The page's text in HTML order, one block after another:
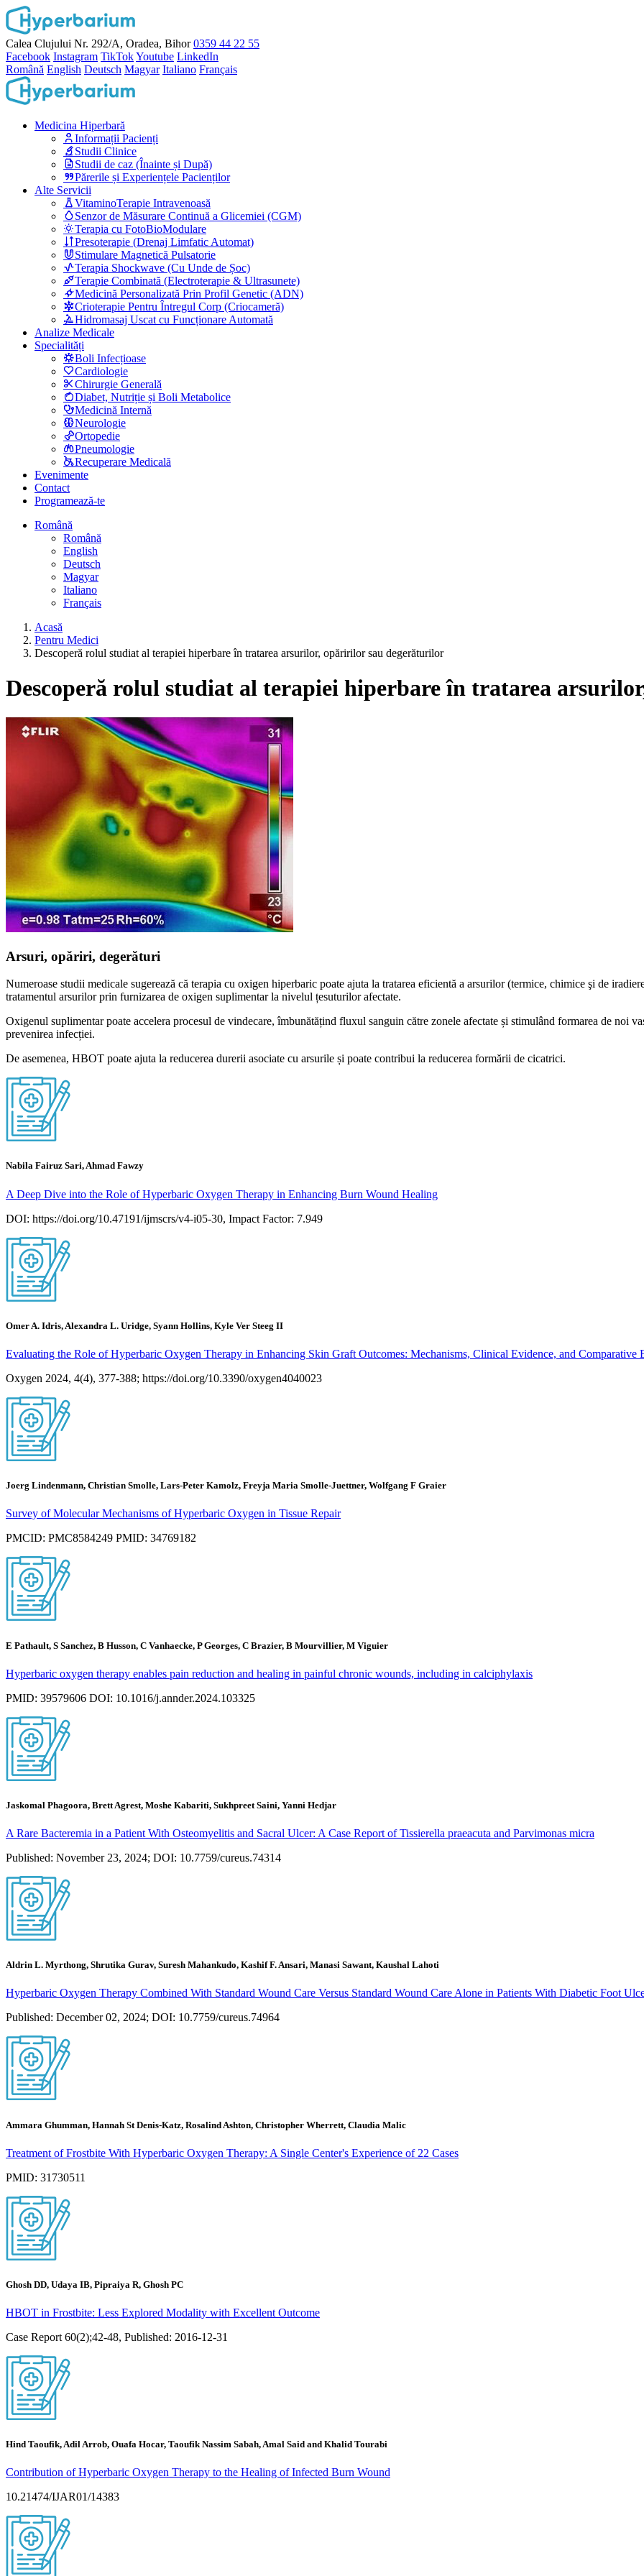
Calea Clujului Nr. 292/A, Oradea, Bihor 0359 44 22 55
Facebook Instagram TikTokYoutube LinkedIn
Română English Deutsch Magyar Italiano Français
Medicina Hiperbară
Informații Pacienți
Studii Clinice
Studii de caz (Înainte și După)
Părerile și Experiențele Pacienților
Alte Servicii
VitaminoTerapie Intravenoasă
Senzor de Măsurare Continuă a Glicemiei (CGM)
Terapia cu FotoBioModulare
Presoterapie (Drenaj Limfatic Automat)
Stimulare Magnetică Pulsatorie
Terapia Shockwave (Cu Unde de Șoc)
Terapie Combinată (Electroterapie & Ultrasunete)
Medicină Personalizată Prin Profil Genetic (ADN)
Crioterapie Pentru Întregul Corp (Criocameră)
Hidromasaj Uscat cu Funcționare Automată
Analize Medicale
Specialități
Boli Infecțioase
Cardiologie
Chirurgie Generală
Diabet, Nutriție și Boli Metabolice
Medicină Internă
Neurologie
Ortopedie
Pneumologie
Recuperare Medicală
Evenimente
Contact
Programează-te
Română
Română
English
Deutsch
Magyar
Italiano
Français
Acasă
Pentru Medici
Descoperă rolul studiat al terapiei hiperbare în tratarea arsurilor, opăririlor sau degerăturilor
Descoperă rolul studiat al terapiei hiperbare în tratarea
Arsuri, opăriri, degerături
Numeroase studii medicale sugerează că terapia cu oxigen hiperbaric poate ajuta la tratarea eficientă a arsurilor (termice, chimice şi de
tratamentul arsurilor prin furnizarea de oxigen suplimentar la nivelul țesuturilor afectate.
Oxigenul suplimentar poate accelera procesul de vindecare, îmbunătățind fluxul sanguin către zonele afectate și stimulând formarea de noi
prevenirea infecției.
De asemenea, HBOT poate ajuta la reducerea durerii asociate cu arsurile și poate contribui la reducerea formării de cicatrici.
Nabila Fairuz Sari, Ahmad Fawzy
A Deep Dive into the Role of Hyperbaric Oxygen Therapy in Enhancing Burn Wound Healing
DOI: https://doi.org/10.47191/ijmscrs/v4-i05-30, Impact Factor: 7.949
Omer A. Idris, Alexandra L. Uridge, Syann Hollins, Kyle Ver Steeg II
Evaluating the Role of Hyperbaric Oxygen Therapy in Enhancing Skin Graft Outcomes: Mechanisms, Clinical Evidence, and Comparative
Oxygen 2024, 4(4), 377-388; https://doi.org/10.3390/oxygen4040023
Joerg Lindenmann, Christian Smolle, Lars-Peter Kamolz, Freyja Maria Smolle-Juettner, Wolfgang F Graier
Survey of Molecular Mechanisms of Hyperbaric Oxygen in Tissue Repair
PMCID: PMC8584249 PMID: 34769182
E Pathault, S Sanchez, B Husson, C Vanhaecke, P Georges, C Brazier, B Mourvillier, M Viguier
Hyperbaric oxygen therapy enables pain reduction and healing in painful chronic wounds, including in calciphylaxis
PMID: 39579606 DOI: 10.1016/j.annder.2024.103325
Jaskomal Phagoora, Brett Agrest, Moshe Kabariti, Sukhpreet Saini, Yanni Hedjar
A Rare Bacteremia in a Patient With Osteomyelitis and Sacral Ulcer: A Case Report of Tissierella praeacuta and Parvimonas micra
Published: November 23, 2024; DOI: 10.7759/cureus.74314
Aldrin L. Myrthong, Shrutika Gurav, Suresh Mahankudo, Kashif F. Ansari, Manasi Sawant, Kaushal Lahoti
Hyperbaric Oxygen Therapy Combined With Standard Wound Care Versus Standard Wound Care Alone in Patients With Diabetic Foot
Published: December 02, 2024; DOI: 10.7759/cureus.74964
Ammara Ghumman, Hannah St Denis-Katz, Rosalind Ashton, Christopher Wherrett, Claudia Malic
Treatment of Frostbite With Hyperbaric Oxygen Therapy: A Single Center's Experience of 22 Cases
PMID: 31730511
Ghosh DD, Udaya IB, Pipraiya R, Ghosh PC
HBOT in Frostbite: Less Explored Modality with Excellent Outcome
Case Report 60(2);42-48, Published: 2016-12-31
Hind Taoufik, Adil Arrob, Ouafa Hocar, Taoufik Nassim Sabah, Amal Said and Khalid Tourabi
Contribution of Hyperbaric Oxygen Therapy to the Healing of Infected Burn Wound
10.21474/IJAR01/14383